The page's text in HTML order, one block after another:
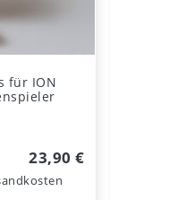
für ION
23,90 €